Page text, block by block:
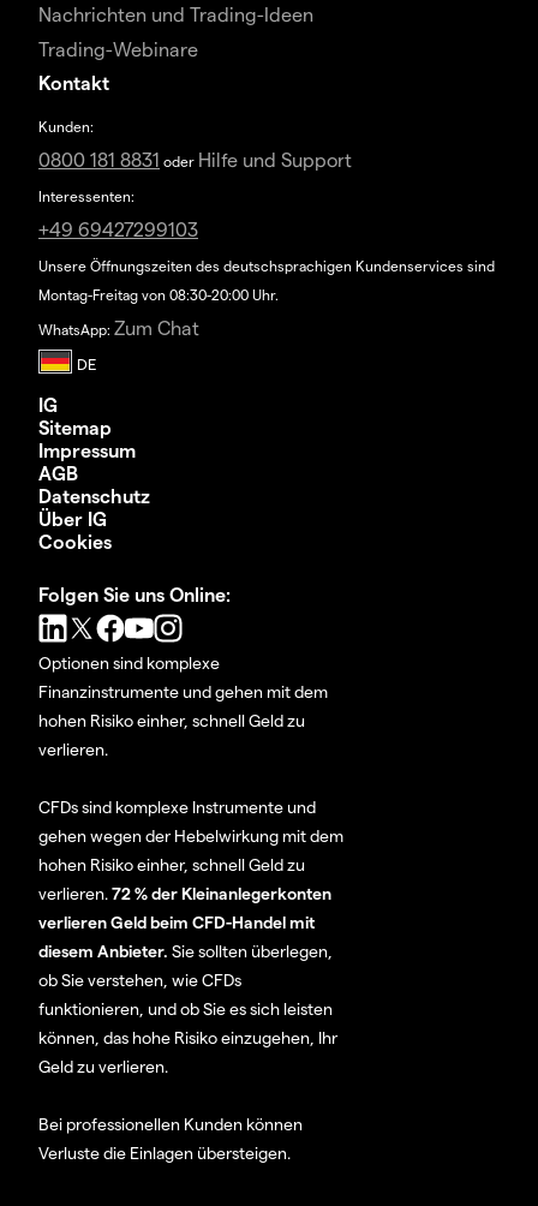
Nachrichten und Trading-Ideen
Trading-Webinare
Kontakt
Kunden:
0800 181 8831 oder Hilfe und Support
Interessenten:
+49 69427299103
Unsere Öffnungszeiten des deutschsprachigen Kundenservices sind
Montag-Freitag von 08:30-20:00 Uhr.
WhatsApp: Zum Chat
IG
Sitemap
Impressum
AGB
Datenschutz
Über IG
Cookies
Folgen Sie uns Online:
Optionen sind komplexe
Finanzinstrumente und gehen mit dem
hohen Risiko einher, schnell Geld zu
verlieren.
CFDs sind komplexe Instrumente und
gehen wegen der Hebelwirkung mit dem
hohen Risiko einher, schnell Geld zu
verlieren.72 % der Kleinanlegerkonten
verlieren Geld beim CFD-Handel mit
diesem Anbieter. Sie sollten überlegen,
ob Sie verstehen, wie CFDs
funktionieren, und ob Sie es sich leisten
können, das hohe Risiko einzugehen, Ihr
Geld zu verlieren.
Bei professionellen Kunden können
Verluste die Einlagen übersteigen.